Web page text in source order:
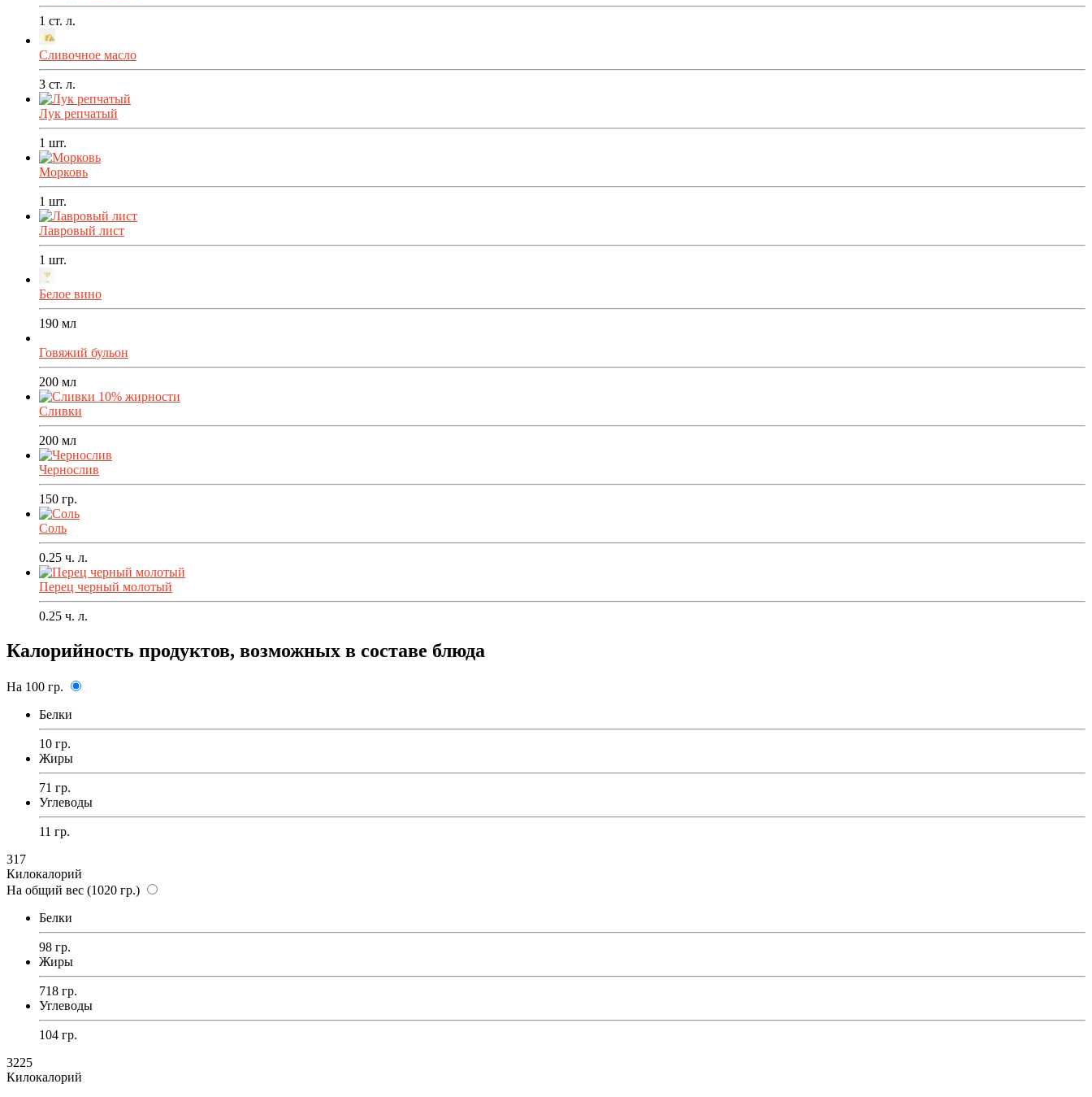
1 ст. л.
Сливочное масло
3 ст. л.
Лук репчатый
1 шт.
Морковь
1 шт.
Лавровый лист
1 шт.
Белое вино
190 мл
Говяжий бульон
200 мл
Сливки
200 мл
Чернослив
150 гр.
Соль
0.25 ч. л.
Перец черный молотый
0.25 ч. л.
Калорийность продуктов, возможных в составе блюда
На 100 гр.
Белки
10 гр.
Жиры
71 гр.
Углеводы
11 гр.
317
Килокалорий
На общий вес (1020 гр.)
Белки
98 гр.
Жиры
718 гр.
Углеводы
104 гр.
3225
Килокалорий